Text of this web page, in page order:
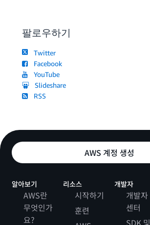
팔로우하기
Twitter
Facebook
YouTube
Slideshare
RSS
AWS 계정 생성
알아보기
AWS란
무엇인가
요?
리소스
시작하기
훈련
개발자
개발자
센터